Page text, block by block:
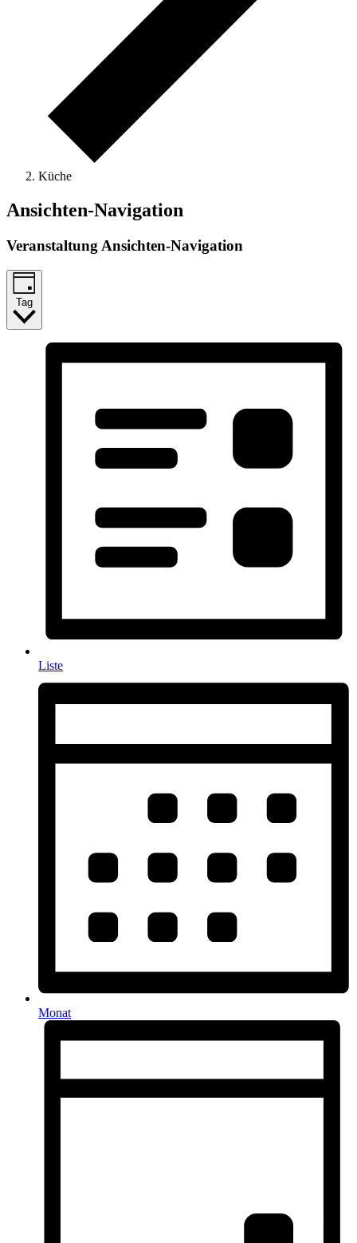
Küche
Veranstaltungen
09.05.26
Ansichten-Navigation
Veranstaltung Ansichten-Navigation
Tag
Liste
Monat